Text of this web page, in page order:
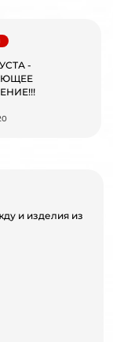
-
и изделия из